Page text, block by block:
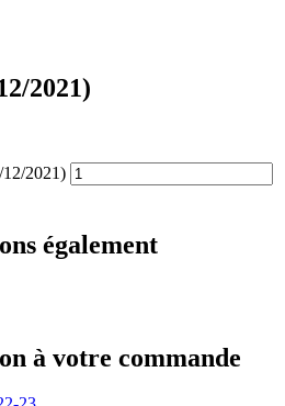
2021)
2021)
également
à votre commande